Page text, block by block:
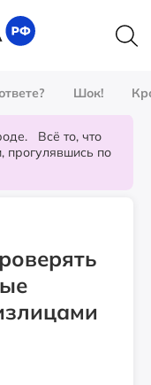
Шок!
Всё то, что
прогулявшись по